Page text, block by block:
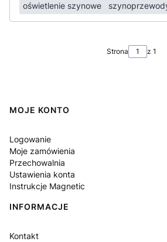
oświetlenie szynowe
Strona z 1
Linki w stopce
MOJE KONTO
Logowanie
Moje zamówienia
Przechowalnia
Ustawienia konta
Instrukcje Magnetic
INFORMACJE
Kontakt